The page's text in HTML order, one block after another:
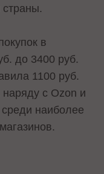
в
до 3400 руб.
1100 руб.
наряду с Ozon и
наиболее